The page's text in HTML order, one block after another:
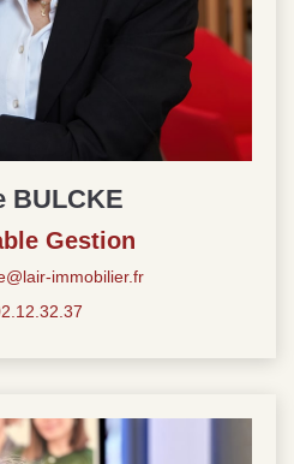
BULCKE
Gestion
immobilier.fr